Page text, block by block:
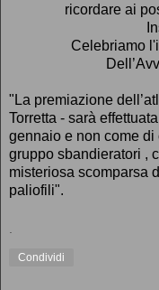
ricordare ai
Celebriamo
"La premiazione
Torretta - sarà
gennaio e non come di
gruppo sbandieratori ,
misteriosa scomparsa
paliofili".
.
Condividi